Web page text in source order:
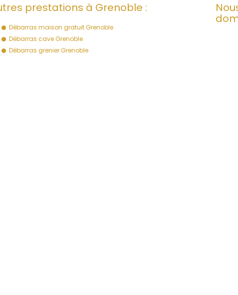
prestations à Grenoble :
Débarras maison gratuit Grenoble
Débarras cave Grenoble
Débarras grenier Grenoble